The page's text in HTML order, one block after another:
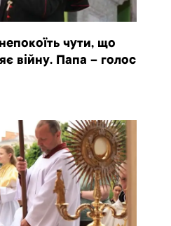
чути, що
війну. Папа – голос